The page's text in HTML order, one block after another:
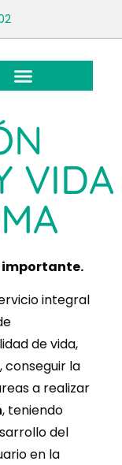
VIDA
importante.
integral
de vida,
la
a realizar
, teniendo
del
en la